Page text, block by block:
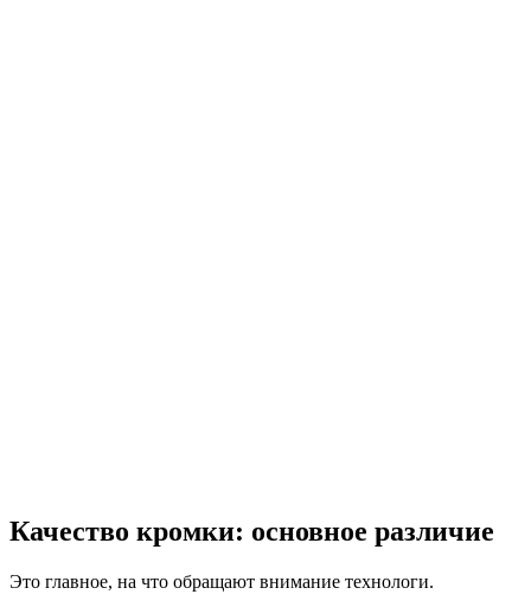
Качество кромки: основное различие
Это главное, на что обращают внимание технологи.